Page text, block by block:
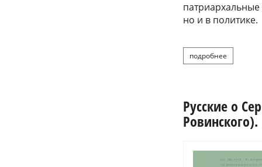
но и в политике.
подробнее
Русские о